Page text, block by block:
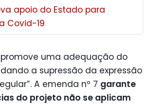
apoio do Estado para
Covid-19
promove uma adequação do
a supressão da expressão
A emenda nº 7 garante
do projeto não se aplicam